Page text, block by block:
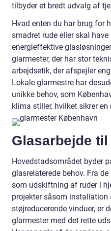
tilbyder et bredt udvalg af
Hvad enten du har brug for
smadret rude eller skal
energieffektive
glarmester, der har stor
arbejdsetik, der afspejler
Lokale glarmestre har
unikke behov, som
klima stiller, hvilket sikrer
Glasarbejde
Hovedstadsområdet byder
glasrelaterede behov. Fra
som udskiftning af ruder i
projekter såsom installation
støjreducerende vinduer, er
glarmester med det rette